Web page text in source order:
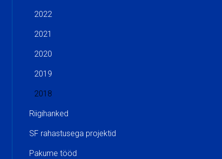
2022
2021
2020
2019
2018
Riigihanked
SF rahastusega projektid
Pakume tööd